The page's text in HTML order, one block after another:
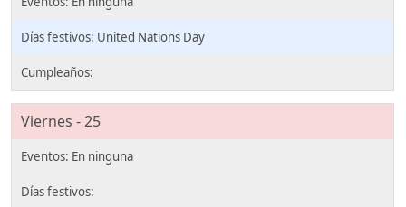
United Nations Day
Viernes - 25